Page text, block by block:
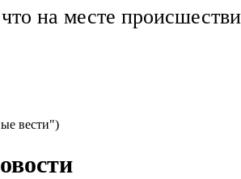
на месте
вести")